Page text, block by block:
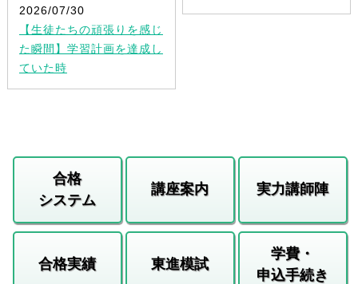
2026/07/30
【生徒たちの頑張りを感じ
た瞬間】学習計画を達成し
ていた時
合格
システム
講座案内 実力講師陣
合格実績 東進模試
学費・
申込手続き